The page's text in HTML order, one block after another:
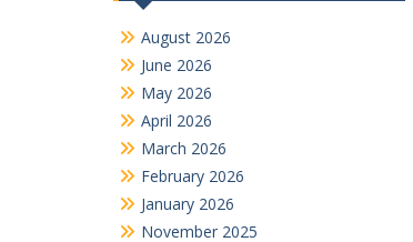
August 2026
June 2026
May 2026
April 2026
March 2026
February 2026
January 2026
November 2025